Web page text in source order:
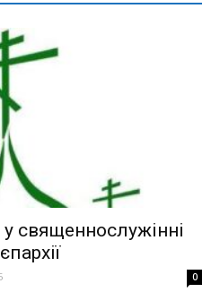
священнослужінні
0